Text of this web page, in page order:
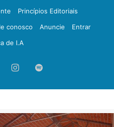
Princípios Editoriais
conosco Anuncie
Entrar
de I.A
YouTubeInstagram
Spotify